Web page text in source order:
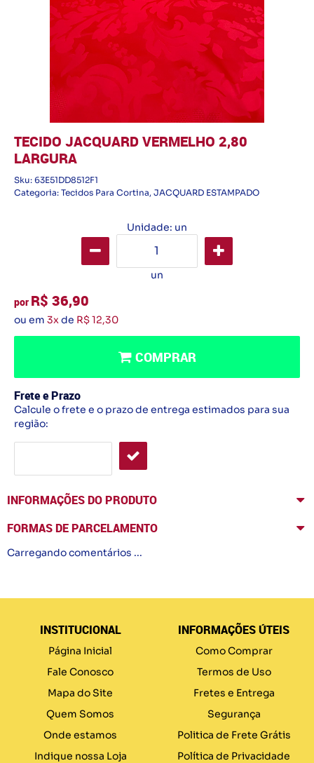
TECIDO JACQUARD VERMELHO 2,80
LARGURA
Sku: 63E51DD8512F1
Categoria: Tecidos Para Cortina, JACQUARD ESTAMPADO
Unidade: un
un
por R$ 36,90
ou em 3xde R$ 12,30
COMPRAR
Frete e Prazo
Calcule o frete e o prazo de entrega estimados para sua
região:
INFORMAÇÕES DO PRODUTO
FORMAS DE PARCELAMENTO
Carregando comentários ...
INSTITUCIONAL
Página Inicial
Fale Conosco
Mapa do Site
Quem Somos
Onde estamos
Indique nossa Loja
INFORMAÇÕES ÚTEIS
Como Comprar
Termos de Uso
Fretes e Entrega
Segurança
Politica de Frete Grátis
Política de Privacidade